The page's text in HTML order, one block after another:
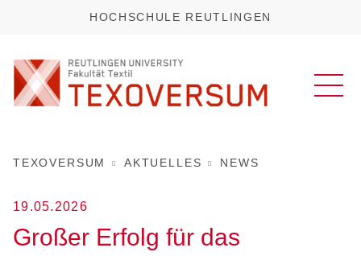
HOCHSCHULE REUTLINGEN
TEXOVERSUM AKTUELLES NEWS
19.05.2026
Großer Erfolg für das